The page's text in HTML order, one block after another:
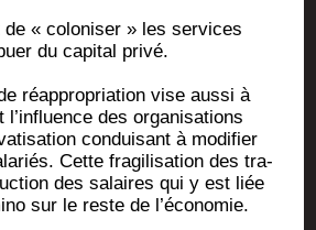
de « colo­ni­ser » les ser­vices
du capi­tal privé.
réap­pro­pria­tion vise aus­si à
l’influence des orga­ni­sa­tions
condui­sant à modi­fier
Cette fra­gi­li­sa­tion des tra­
des salaires qui y est liée
sur le reste de l’économie.